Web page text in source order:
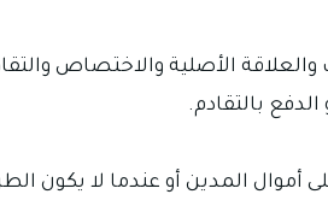
الأصلية والاختصاص
بالتقادم.
أموال المدين أو عندما لا يكون